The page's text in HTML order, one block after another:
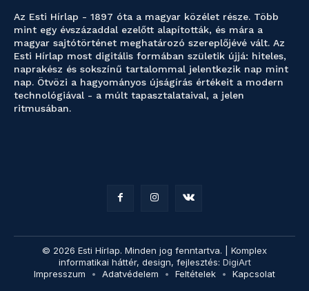
Az Esti Hírlap - 1897 óta a magyar közélet része. Több
mint egy évszázaddal ezelőtt alapították, és mára a
magyar sajtótörténet meghatározó szereplőjévé vált. Az
Esti Hírlap most digitális formában születik újjá: hiteles,
naprakész és sokszínű tartalommal jelentkezik nap mint
nap. Ötvözi a hagyományos újságírás értékeit a modern
technológiával - a múlt tapasztalataival, a jelen
ritmusában.
© 2026 Esti Hírlap. Minden jog fenntartva. | Komplex
informatikai háttér, design, fejlesztés: DigiArt
Impresszum
Adatvédelem Feltételek Kapcsolat